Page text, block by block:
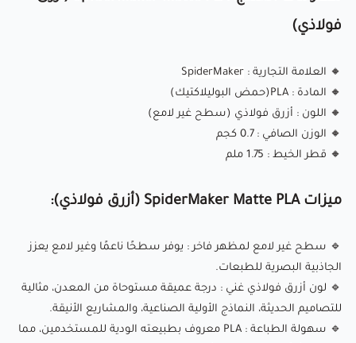
مادة صديقة للبيئة : مصنوعة من مصادر متجددة مثل نشا الذرة
أو قصب السكر، مما يجعلها قابلة للتحلل الحيوي تحت ظروف
والمزيد.
PLA اللامع : معروف بألوانه الزاهية وسطحه اللامع، ولكنه قد يبدو
أحيانًا أقل احترافية أو "بلاستيكيًا" جدًا لبعض التطبيقات.
: يقدم سطحًا عصريًا وغير عاكس يقلل من خطوط
فولاذي)
🔸 العلامة التجارية :
SpiderMaker
🔸 المادة :
PLA (حمض البوليلاكتيك)
🔸 اللون : أزرق فولاذي (سطح غير لامع)
🔸 الوزن الصافي : 0.7 كجم
🔸 قطر الخيط : 1.75 ملم
ميزات SpiderMaker Matte PLA (أزرق فولاذي):
🔹 سطح غير لامع لمظهر فاخر: يوفر سطحًا ناعمًا وغير لامع يعزز
الجاذبية البصرية للطبعات.
🔹 لون أزرق فولاذي غني : درجة عميقة مستوحاة من المعدن، مثالية
للتصاميم الحديثة، النماذج الأولية الصناعية، والمشاريع الأنيقة.
🔹 سهولة الطباعة
: PLA معروف بطبيعته الودية للمستخدمين، مما